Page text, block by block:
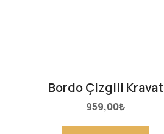
Bordo Çizgili Kravat
959,00₺